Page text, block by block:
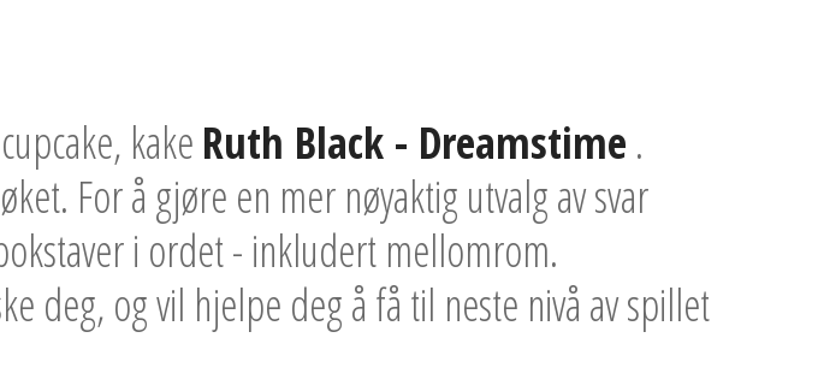
kake Ruth Black - Dreamstime .
For å gjøre en mer nøyaktig utvalg av svar
i ordet - inkludert mellomrom.
deg, og vil hjelpe deg å få til neste nivå av spillet